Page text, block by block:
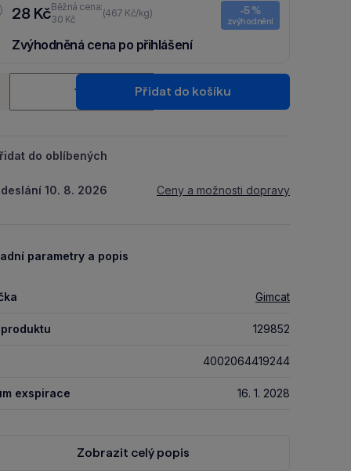
28 KčBěžná cena:
30 Kč
(467 Kč/kg) -5 %
zvýhodnění
Zvýhodněná cena po přihlášení
+
Přidat do košíku
do oblíbených
10. 8. 2026 Ceny a možnosti dopravy
parametry a popis
Gimcat
129852
4002064419244
exspirace 16. 1. 2028
Zobrazit celý popis